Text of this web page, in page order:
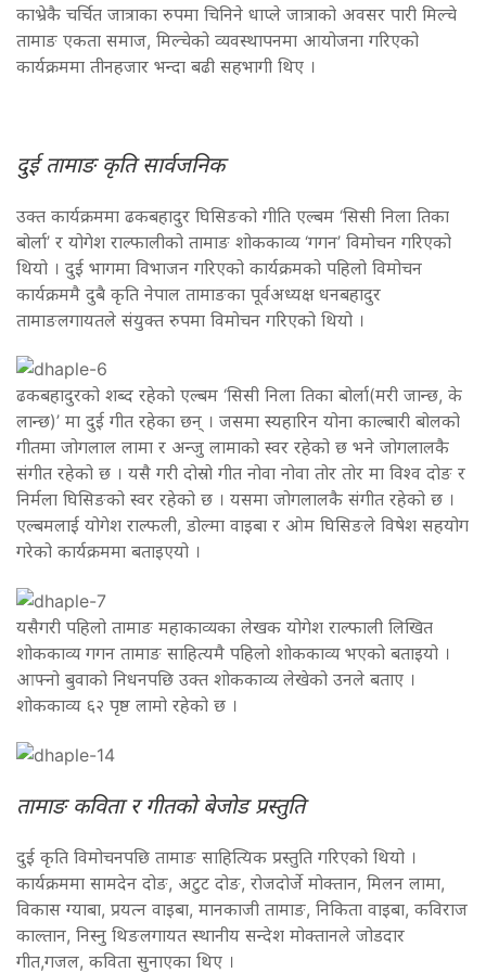
काभ्रेकै चर्चित जात्राका रुपमा चिनिने धाप्ले जात्राको अवसर पारी मिल्चे
तामाङ एकता समाज, मिल्चेको व्यवस्थापनमा आयोजना गरिएको
कार्यक्रममा तीनहजार भन्दा बढी सहभागी थिए ।
दुई तामाङ कृति सार्वजनिक
उक्त कार्यक्रममा ढकबहादुर घिसिङको गीति एल्बम ‘सिसी निला तिका
बोर्ला’ र योगेश राल्फालीको तामाङ शोककाव्य ‘गगन’ विमोचन गरिएको
थियो । दुई भागमा विभाजन गरिएको कार्यक्रमको पहिलो विमोचन
कार्यक्रममै दुबै कृति नेपाल तामाङका पूर्वअध्यक्ष धनबहादुर
तामाङलगायतले संयुक्त रुपमा विमोचन गरिएको थियो ।
ढकबहादुरको शब्द रहेको एल्बम ‘सिसी निला तिका बोर्ला(मरी जान्छ, के
लान्छ)’ मा दुई गीत रहेका छन् । जसमा स्यहारिन योना काल्बारी बोलको
गीतमा जोगलाल लामा र अन्जु लामाको स्वर रहेको छ भने जोगलालकै
संगीत रहेको छ । यसै गरी दोस्रो गीत नोवा नोवा तोर तोर मा विश्व दोङ र
निर्मला घिसिङको स्वर रहेको छ । यसमा जोगलालकै संगीत रहेको छ ।
एल्बमलाई योगेश राल्फली, डोल्मा वाइबा र ओम घिसिङले विषेश सहयोग
गरेको कार्यक्रममा बताइएयो ।
यसैगरी पहिलो तामाङ महाकाव्यका लेखक योगेश राल्फाली लिखित
शोककाव्य गगन तामाङ साहित्यमै पहिलो शोककाव्य भएको बताइयो ।
आफ्नो बुवाको निधनपछि उक्त शोककाव्य लेखेको उनले बताए ।
शोककाव्य ६२ पृष्ठ लामो रहेको छ ।
तामाङ कविता र गीतको बेजोड प्रस्तुति
दुई कृति विमोचनपछि तामाङ साहित्यिक प्रस्तुति गरिएको थियो ।
कार्यक्रममा सामदेन दोङ, अटुट दोङ, रोजदोर्जे मोक्तान, मिलन लामा,
विकास ग्याबा, प्रयत्न वाइबा, मानकाजी तामाङ, निकिता वाइबा, कविराज
काल्तान, निस्नु थिङलगायत स्थानीय सन्देश मोक्तानले जोडदार
गीत,गजल, कविता सुनाएका थिए ।